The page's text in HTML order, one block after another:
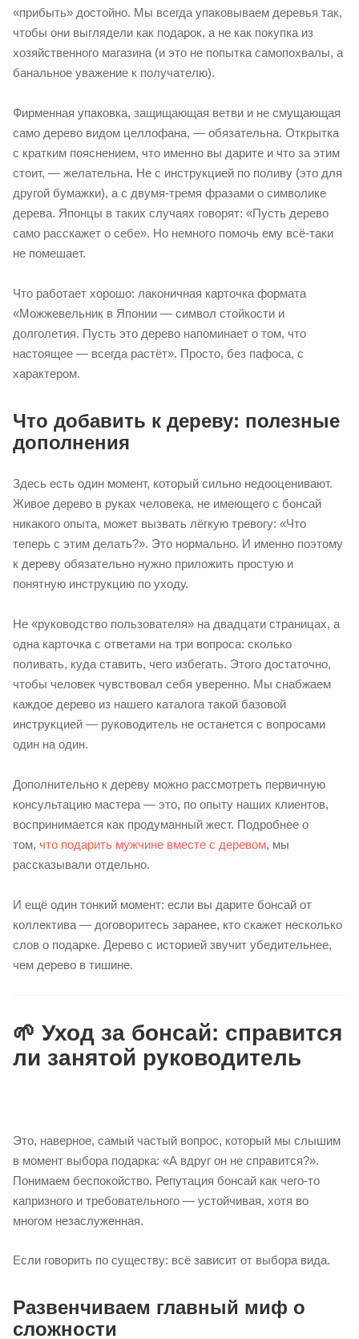
«прибыть» достойно. Мы всегда упаковываем деревья так,
чтобы они выглядели как подарок, а не как покупка из
хозяйственного магазина (и это не попытка самопохвалы, а
банальное уважение к получателю).
Фирменная упаковка, защищающая ветви и не смущающая
само дерево видом целлофана, — обязательна. Открытка
с кратким пояснением, что именно вы дарите и что за этим
стоит, — желательна. Не с инструкцией по поливу (это для
другой бумажки), а с двумя-тремя фразами о символике
дерева. Японцы в таких случаях говорят: «Пусть дерево
само расскажет о себе». Но немного помочь ему всё-таки
не помешает.
Что работает хорошо: лаконичная карточка формата
«Можжевельник в Японии — символ стойкости и
долголетия. Пусть это дерево напоминает о том, что
настоящее — всегда растёт». Просто, без пафоса, с
характером.
Что добавить к дереву: полезные
дополнения
Здесь есть один момент, который сильно недооценивают.
Живое дерево в руках человека, не имеющего с бонсай
никакого опыта, может вызвать лёгкую тревогу: «Что
теперь с этим делать?». Это нормально. И именно поэтому
к дереву обязательно нужно приложить простую и
понятную инструкцию по уходу.
Не «руководство пользователя» на двадцати страницах, а
одна карточка с ответами на три вопроса: сколько
поливать, куда ставить, чего избегать. Этого достаточно,
чтобы человек чувствовал себя уверенно. Мы снабжаем
каждое дерево из нашего каталога такой базовой
инструкцией — руководитель не останется с вопросами
один на один.
Дополнительно к дереву можно рассмотреть первичную
консультацию мастера — это, по опыту наших клиентов,
воспринимается как продуманный жест. Подробнее о
том, что подарить мужчине вместе с деревом, мы
рассказывали отдельно.
И ещё один тонкий момент: если вы дарите бонсай от
коллектива — договоритесь заранее, кто скажет несколько
слов о подарке. Дерево с историей звучит убедительнее,
чем дерево в тишине.
🌱 Уход за бонсай: справится
ли занятой руководитель
Это, наверное, самый частый вопрос, который мы слышим
в момент выбора подарка: «А вдруг он не справится?».
Понимаем беспокойство. Репутация бонсай как чего-то
капризного и требовательного — устойчивая, хотя во
многом незаслуженная.
Если говорить по существу: всё зависит от выбора вида.
Развенчиваем главный миф о
сложности